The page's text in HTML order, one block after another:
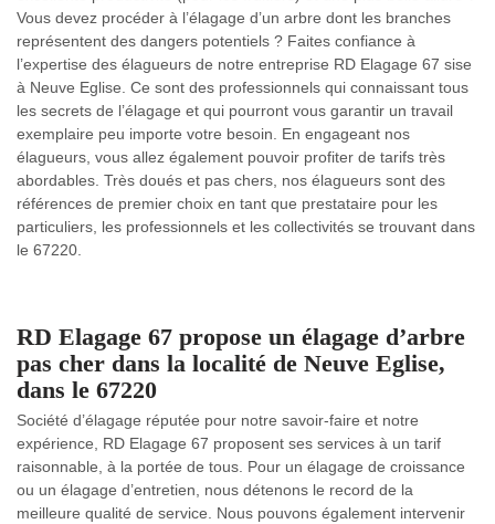
Vous devez procéder à l’élagage d’un arbre dont les branches
représentent des dangers potentiels ? Faites confiance à
l’expertise des élagueurs de notre entreprise RD Elagage 67 sise
à Neuve Eglise. Ce sont des professionnels qui connaissant tous
les secrets de l’élagage et qui pourront vous garantir un travail
exemplaire peu importe votre besoin. En engageant nos
élagueurs, vous allez également pouvoir profiter de tarifs très
abordables. Très doués et pas chers, nos élagueurs sont des
références de premier choix en tant que prestataire pour les
particuliers, les professionnels et les collectivités se trouvant dans
le 67220.
RD Elagage 67 propose un élagage d’arbre
pas cher dans la localité de Neuve Eglise,
dans le 67220
Société d’élagage réputée pour notre savoir-faire et notre
expérience, RD Elagage 67 proposent ses services à un tarif
raisonnable, à la portée de tous. Pour un élagage de croissance
ou un élagage d’entretien, nous détenons le record de la
meilleure qualité de service. Nous pouvons également intervenir